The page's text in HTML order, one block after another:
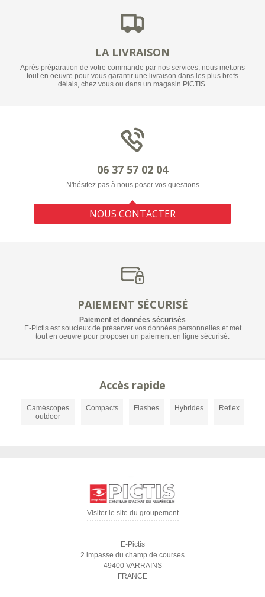
LA LIVRAISON
Après préparation de votre commande par nos services, nous mettons
tout en oeuvre pour vous garantir une livraison dans les plus brefs
délais, chez vous ou dans un magasin PICTIS.
06 37 57 02 04
N'hésitez pas à nous poser vos questions
NOUS CONTACTER
PAIEMENT SÉCURISÉ
Paiement et données sécurisés
E-Pictis est soucieux de préserver vos données personnelles et met
tout en oeuvre pour proposer un paiement en ligne sécurisé.
Accès rapide
Caméscopes
outdoor
Compacts Flashes Hybrides Reflex
Visiter le site du groupement
E-Pictis
2 impasse du champ de courses
49400 VARRAINS
FRANCE